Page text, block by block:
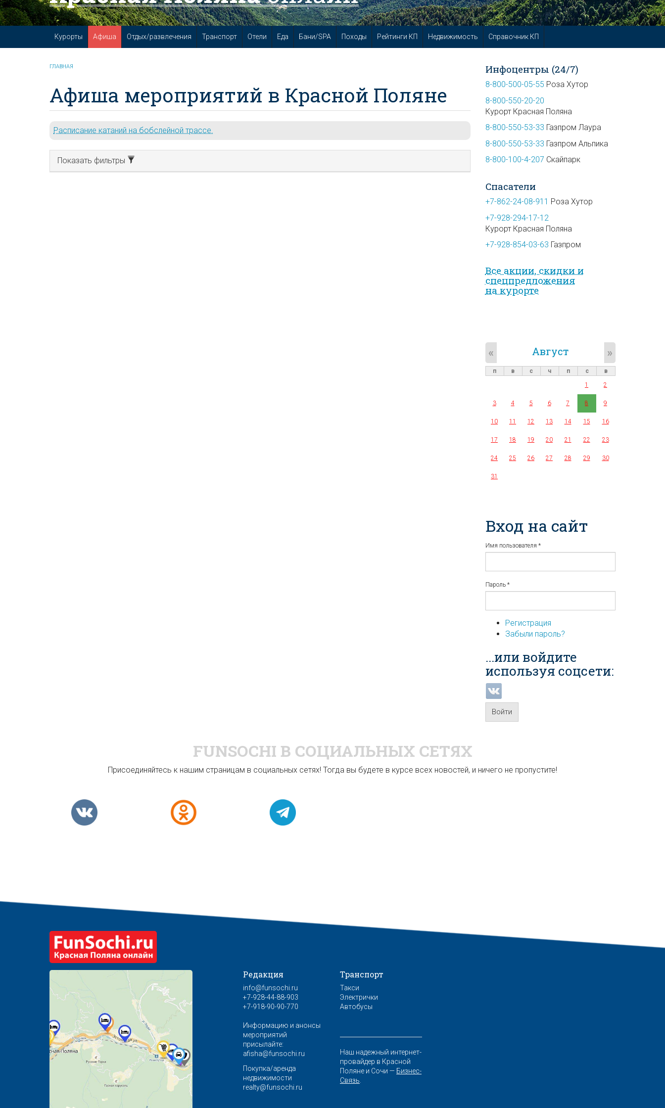
Курорты Афиша Отдых/развлечения Транспорт Отели Еда Бани/SPA Походы Рейтинги КП Недвижимость Справочник КП
ГЛАВНАЯ
Афиша мероприятий в Красной Поляне
Расписание катаний на бобслейной трассе.
Показать фильтры
Инфоцентры (24/7)
8-800-500-05-55 Роза Хутор
8-800-550-20-20
Курорт Красная Поляна
8-800-550-53-33 Газпром Лаура
8-800-550-53-33 Газпром Альпика
8-800-100-4-207 Скайпарк
Спасатели
+7-862-24-08-911 Роза Хутор
+7-928-294-17-12
Курорт Красная Поляна
+7-928-854-03-63 Газпром
Все акции, скидки и
спец­предложе­ния
на курорте
Август
« »
п в с ч п с
в
1
2
3 4 5 6 7 8 9
10 11 12 13 14 15 16
17 18 19 20 21 22 23
24 25 26 27 28 29 30
31
Вход на сайт
Имя пользователя *
Пароль *
Регистрация
Забыли пароль?
...или войдите
используя соцсети:
Войти
FUNSOCHI В СОЦИАЛЬНЫХ СЕТЯХ
Присоединяйтесь к нашим страницам в социальных сетях! Тогда вы будете в курсе всех новостей, и ничего не пропустите!
Редакция
info@funsochi.ru
+7-928-44-88-903
+7-918-90-90-770
Информацию и анонсы
мероприятий
присылайте:
afisha@funsochi.ru
Покупка/аренда
недвижимости
realty@funsochi.ru
Транспорт
Такси
Электрички
Автобусы
Наш надежный интернет-
провайдер в Красной
Поляне и Сочи — Бизнес-
Связь